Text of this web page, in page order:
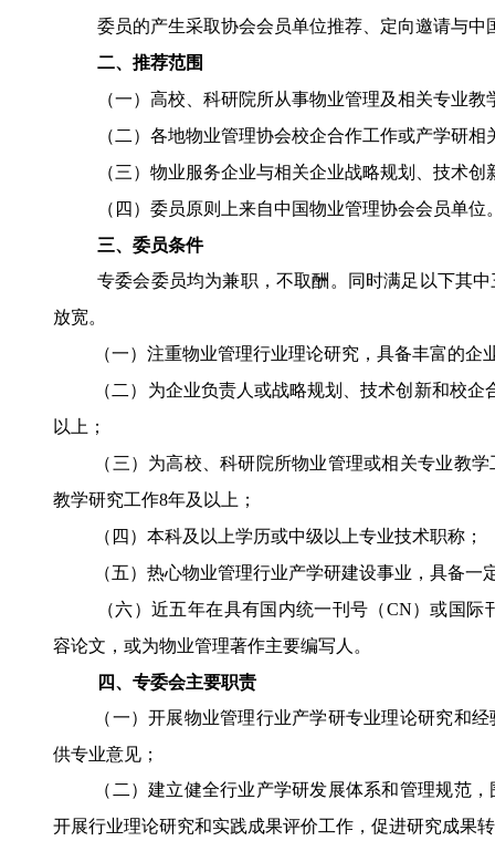
委员的产生采取协会会员单位推荐、定向邀请与中
二、推荐范围
（一）高校、科研院所从事物业管理及相关专业
（二）各地物业管理协会校企合作工作或产学研
（三）物业服务企业与相关企业战略规划
技术创
（四）委员原则上来自中国物业管理协会会员单位
三、委员条件
专委会委员均为兼职，不取酬。同时满足以下其
放宽。
（一）注重物业管理行业理论研究，具备丰富的
（二）为企业负责人或战略规划 、技术创新和校企
以上；
（三）为高校、科研院所物业管理或相关专业教
教学研究工作8年及以上；
（四）本科及以上学历或中级以上专业技术职称；
（五）热心物业管理行业产学研建设事业，具备
（六）近五年在具有国内统一刊号（CN）或国际
容论文，或为物业管理著作主要编写人。
四、 专委会主要职责
（一）开展物业管理行业产学研专业理论研究和
供专业意见；
（二）建立健全行业产学研发展体系和管理规范
开展行业理论研究和实践成果评价工作，促进研究成果